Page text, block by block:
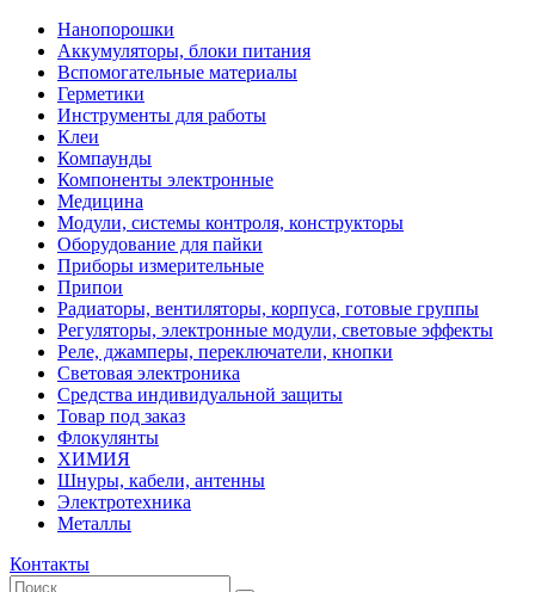
Нанопорошки
Аккумуляторы, блоки питания
Вспомогательные материалы
Герметики
Инструменты для работы
Клеи
Компаунды
Компоненты электронные
Медицина
Модули, системы контроля, конструкторы
Оборудование для пайки
Приборы измерительные
Припои
Радиаторы, вентиляторы, корпуса, готовые группы
Регуляторы, электронные модули, световые эффекты
Реле, джамперы, переключатели, кнопки
Световая электроника
Средства индивидуальной защиты
Товар под заказ
Флокулянты
ХИМИЯ
Шнуры, кабели, антенны
Электротехника
Металлы
Контакты